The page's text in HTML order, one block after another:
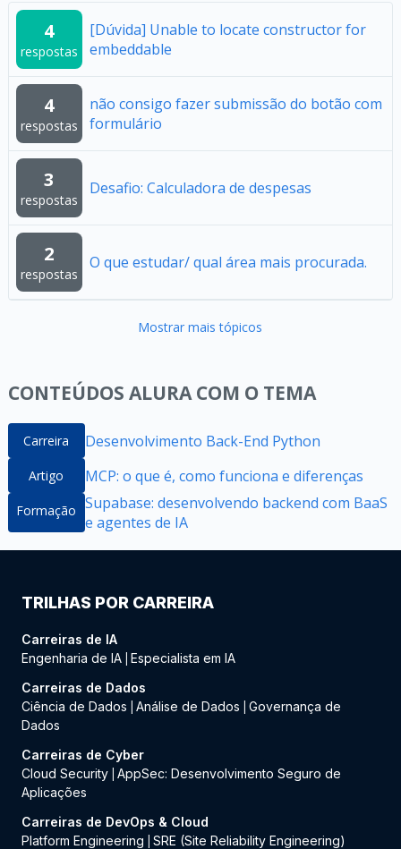
4
respostas
[Dúvida] Unable to locate constructor for
embeddable
4
respostas
não consigo fazer submissão do botão com
formulário
3
respostas
Desafio: Calculadora de despesas
2
respostas
O que estudar/ qual área mais procurada.
Mostrar mais tópicos
CONTEÚDOS ALURA COM O TEMA
Carreira Desenvolvimento Back-End Python
Artigo MCP: o que é, como funciona e diferenças
Formação Supabase: desenvolvendo backend com BaaS
e agentes de IA
TRILHAS POR CARREIRA
Carreiras de IA
Engenharia de IA Especialista em IA
Carreiras de Dados
Ciência de Dados
Análise de Dados
Governança de
Dados
Carreiras de Cyber
Cloud Security AppSec: Desenvolvimento Seguro de
Aplicações
Carreiras de DevOps & Cloud
Platform Engineering
SRE (Site Reliability Engineering)